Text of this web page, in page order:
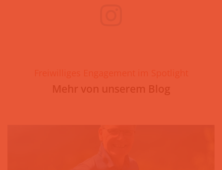
Mehr von unserem Blog